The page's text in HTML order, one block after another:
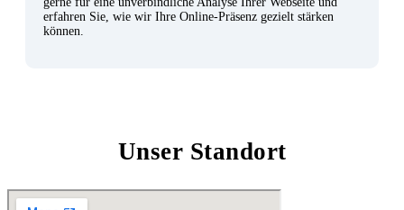
erfahren Sie, wie wir Ihre Online-Präsenz gezielt stärken
können.
Unser Standort